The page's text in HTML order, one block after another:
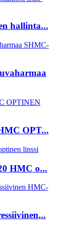
hallinta...
OPT...
HMC o...